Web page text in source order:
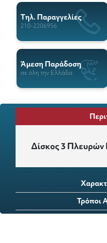
Tηλ. Παραγγελίες
210-2206956
Άμεση Παράδοση
σε όλη την Ελλάδα
Δίσκος 3 Πλευρών
Τρόποι